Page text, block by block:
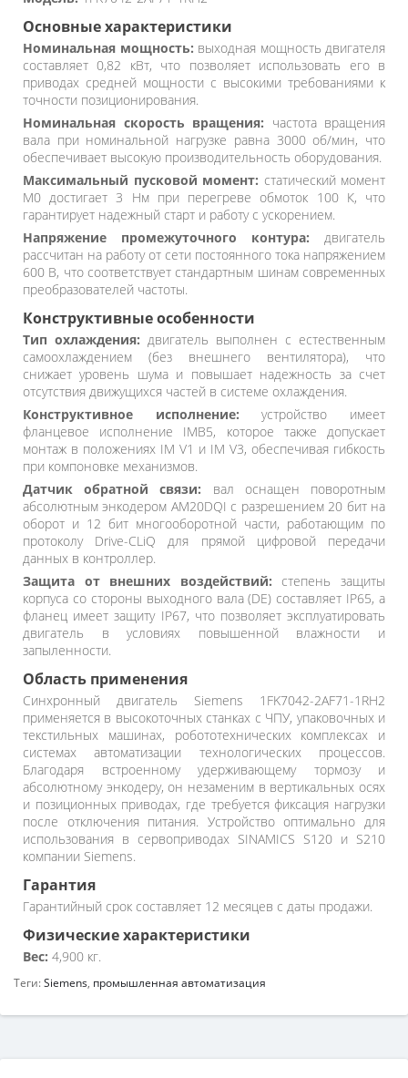
Основные характеристики
Номинальная мощность: выходная мощность двигателя
составляет 0,82 кВт, что позволяет использовать его в
приводах средней мощности с высокими требованиями к
точности позиционирования.
Номинальная скорость вращения: частота вращения
вала при номинальной нагрузке равна 3000 об/мин, что
обеспечивает высокую производительность оборудования.
Максимальный пусковой момент: статический момент
M0 достигает 3 Нм при перегреве обмоток 100 К, что
гарантирует надежный старт и работу с ускорением.
Напряжение промежуточного контура: двигатель
рассчитан на работу от сети постоянного тока напряжением
600 В, что соответствует стандартным шинам современных
преобразователей частоты.
Конструктивные особенности
Тип охлаждения: двигатель выполнен с естественным
самоохлаждением (без внешнего вентилятора), что
снижает уровень шума и повышает надежность за счет
отсутствия движущихся частей в системе охлаждения.
Конструктивное исполнение: устройство имеет
фланцевое исполнение IMB5, которое также допускает
монтаж в положениях IM V1 и IM V3, обеспечивая гибкость
при компоновке механизмов.
Датчик обратной связи: вал оснащен поворотным
абсолютным энкодером AM20DQI с разрешением 20 бит на
оборот и 12 бит многооборотной части, работающим по
протоколу Drive-CLiQ для прямой цифровой передачи
данных в контроллер.
Защита от внешних воздействий: степень защиты
корпуса со стороны выходного вала (DE) составляет IP65, а
фланец имеет защиту IP67, что позволяет эксплуатировать
двигатель в условиях повышенной влажности и
запыленности.
Область применения
Синхронный двигатель Siemens 1FK7042-2AF71-1RH2
применяется в высокоточных станках с ЧПУ, упаковочных и
текстильных машинах, робототехнических комплексах и
системах автоматизации технологических процессов.
Благодаря встроенному удерживающему тормозу и
абсолютному энкодеру, он незаменим в вертикальных осях
и позиционных приводах, где требуется фиксация нагрузки
после отключения питания. Устройство оптимально для
использования в сервоприводах SINAMICS S120 и S210
компании Siemens.
Гарантия
Гарантийный срок составляет 12 месяцев с даты продажи.
Физические характеристики
Вес: 4,900 кг.
Теги:Siemens, промышленная автоматизация